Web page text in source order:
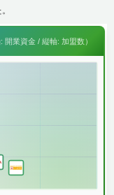
: 開業資金 / 縦軸: 加盟数）